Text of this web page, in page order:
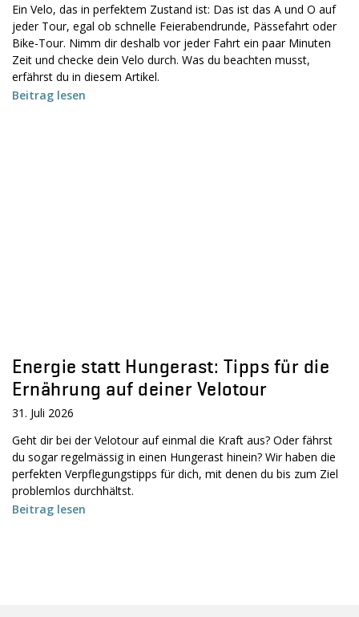
Ein Velo, das in perfektem Zustand ist: Das ist das A und O auf
jeder Tour, egal ob schnelle Feierabendrunde, Pässefahrt oder
Bike-Tour. Nimm dir deshalb vor jeder Fahrt ein paar Minuten
Zeit und checke dein Velo durch. Was du beachten musst,
erfährst du in diesem Artikel.
Beitrag lesen
Energie statt Hungerast: Tipps für die
Ernährung auf deiner Velotour
31. Juli 2026
Geht dir bei der Velotour auf einmal die Kraft aus? Oder fährst
du sogar regelmässig in einen Hungerast hinein? Wir haben die
perfekten Verpflegungstipps für dich, mit denen du bis zum Ziel
problemlos durchhältst.
Beitrag lesen